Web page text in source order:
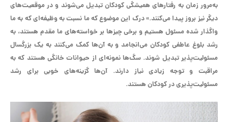
به‌مرور زمان به رفتارهای همیشگی کودکان تبدیل می‌شوند و در موقعیت‌های
دیگر نیز بروز پیدا می‌کنند.» درک این موضوع که ما نسبت به وظیفه‌ای که به ما
واگذار شده مسئول هستیم و برخی چیزها بر خواسته‌های ما مقدم هستند، به
رشد بلوغ عاطفی کودکان می‌انجامد و به آن‌ها کمک می‌کنند به یک بزرگسال
مسئولیت‌پذیر تبدیل شوند. سگ‌ها نمونه‌ای از حیوانات خانگی هستند که به
مراقبت و توجه زیادی نیاز دارند. آن‌ها گزینه‌های خوبی برای رشد
‌مسئولیت‌پذیری در کودکان هستند.